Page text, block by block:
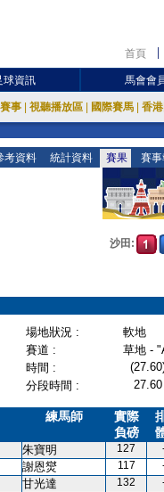
首頁
球資訊 馬會會
事 視聽播放區 國際賽馬 香
考資料 統計資料 賽果 賽
沙田:
場地狀況 :
軟地
賽道 :
草地 -
時間 :
分段時間 :
27.60
練馬師
實際
負磅
朱寶明 127
謝恩爕 117
甘光達 132